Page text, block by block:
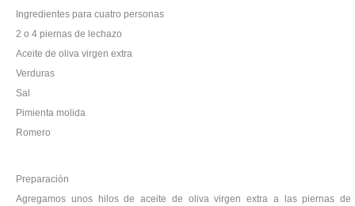
Ingredientes para cuatro personas
2 o 4 piernas de lechazo
Aceite de oliva virgen extra
Verduras
Sal
Pimienta molida
Romero
Preparación
Agregamos unos hilos de aceite de oliva virgen extra a las piernas de